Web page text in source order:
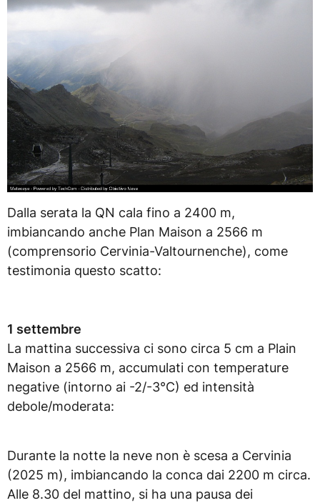
Dalla serata la QN cala fino a 2400 m,
imbiancando anche Plan Maison a 2566 m
(comprensorio Cervinia-Valtournenche), come
testimonia questo scatto:
1 settembre
La mattina successiva ci sono circa 5 cm a Plain
Maison a 2566 m, accumulati con temperature
negative (intorno ai -2/-3°C) ed intensità
debole/moderata:
Durante la notte la neve non è scesa a Cervinia
(2025 m), imbiancando la conca dai 2200 m circa.
Alle 8.30 del mattino, si ha una pausa dei